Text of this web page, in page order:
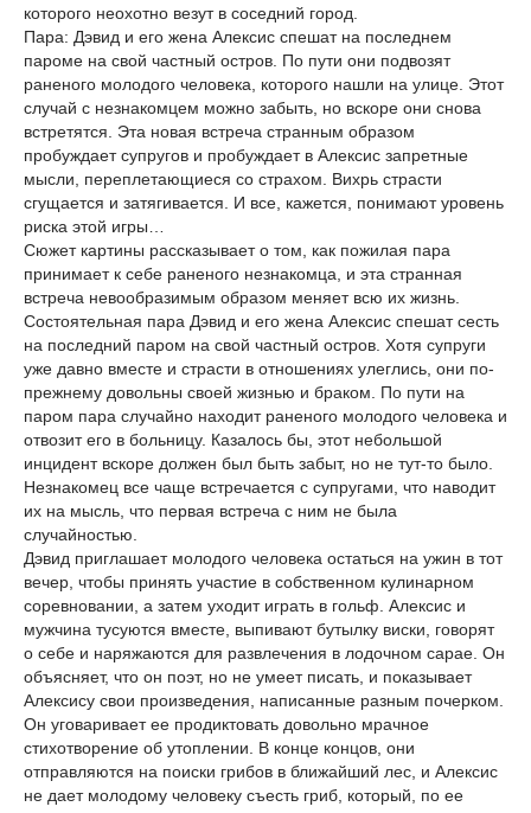
которого неохотно везут в соседний город.
Пара: Дэвид и его жена Алексис спешат на последнем
пароме на свой частный остров. По пути они подвозят
раненого молодого человека, которого нашли на улице. Этот
случай с незнакомцем можно забыть, но вскоре они снова
встретятся. Эта новая встреча странным образом
пробуждает супругов и пробуждает в Алексис запретные
мысли, переплетающиеся со страхом. Вихрь страсти
сгущается и затягивается. И все, кажется, понимают уровень
риска этой игры…
Сюжет картины рассказывает о том, как пожилая пара
принимает к себе раненого незнакомца, и эта странная
встреча невообразимым образом меняет всю их жизнь.
Состоятельная пара Дэвид и его жена Алексис спешат сесть
на последний паром на свой частный остров. Хотя супруги
уже давно вместе и страсти в отношениях улеглись, они по-
прежнему довольны своей жизнью и браком. По пути на
паром пара случайно находит раненого молодого человека и
отвозит его в больницу. Казалось бы, этот небольшой
инцидент вскоре должен был быть забыт, но не тут-то было.
Незнакомец все чаще встречается с супругами, что наводит
их на мысль, что первая встреча с ним не была
случайностью.
Дэвид приглашает молодого человека остаться на ужин в тот
вечер, чтобы принять участие в собственном кулинарном
соревновании, а затем уходит играть в гольф. Алексис и
мужчина тусуются вместе, выпивают бутылку виски, говорят
о себе и наряжаются для развлечения в лодочном сарае. Он
объясняет, что он поэт, но не умеет писать, и показывает
Алексису свои произведения, написанные разным почерком.
Он уговаривает ее продиктовать довольно мрачное
стихотворение об утоплении. В конце концов, они
отправляются на поиски грибов в ближайший лес, и Алексис
не дает молодому человеку съесть гриб, который, по ее